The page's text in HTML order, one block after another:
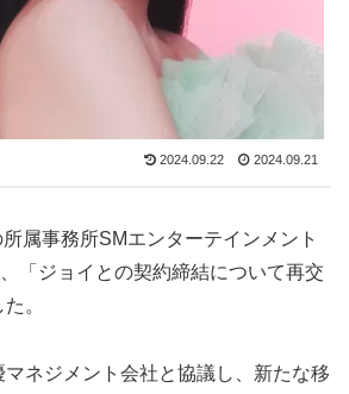
2024.09.22 2024.09.21
属事務所SMエンターテインメント
「ジョイとの契約締結について再交
。
ネジメント会社と協議し、新たな移